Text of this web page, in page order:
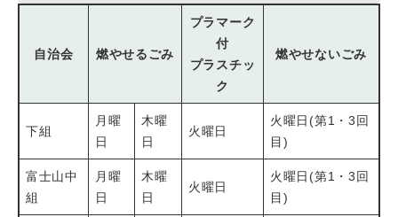
自治会 燃やせるごみ
プラマーク
付
プラスチッ
ク
燃やせないごみ
下組
月曜
日
木曜
日
火曜日
火曜日(第1・3回
目)
富士山中
組
月曜
日
木曜
日
火曜日
火曜日(第1・3回
目)